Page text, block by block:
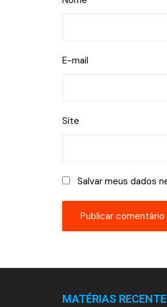
E-mail
Site
Salvar meus dados
MATÉRIAS